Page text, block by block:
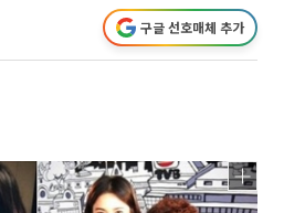
구글 선호매체 추가